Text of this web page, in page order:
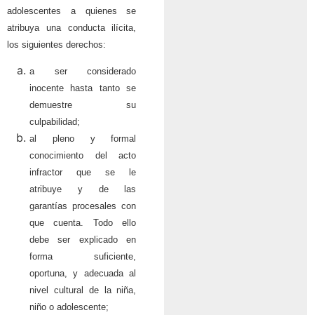
adolescentes a quienes se
atribuya una conducta ilícita,
los siguientes derechos:
a ser considerado
inocente hasta tanto se
demuestre su
culpabilidad;
al pleno y formal
conocimiento del acto
infractor que se le
atribuye y de las
garantías procesales con
que cuenta. Todo ello
debe ser explicado en
forma suficiente,
oportuna, y adecuada al
nivel cultural de la niña,
niño o adolescente;